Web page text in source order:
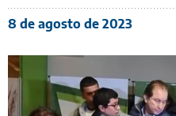
8 de agosto de 2023